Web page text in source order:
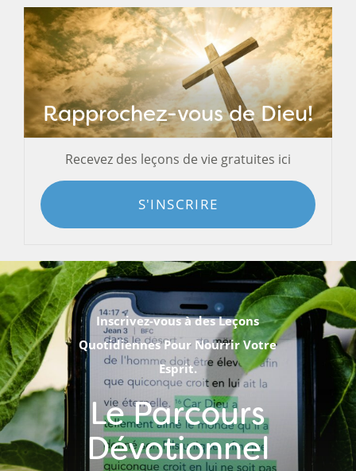
Rapprochez-vous de Dieu!
Recevez des leçons de vie gratuites ici
S'INSCRIRE
Inscrivez-vous à des Leçons
Quotidiennes Pour Nourrir Votre
Esprit.
Le Parcours
Dévotionnel